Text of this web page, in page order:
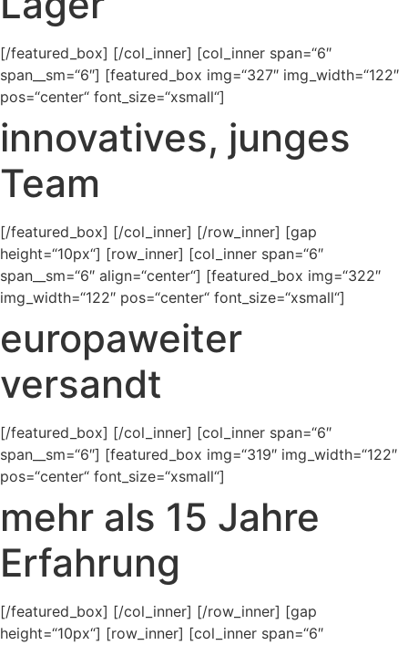
[/featured_box] [/col_inner] [col_inner span=“6″
span__sm=“6″] [featured_box img=“327″ img_width=“122″
pos=“center“ font_size=“xsmall“]
innovatives, junges
Team
[/featured_box] [/col_inner] [/row_inner] [gap
height=“10px“] [row_inner] [col_inner span=“6″
span__sm=“6″ align=“center“] [featured_box img=“322″
img_width=“122″ pos=“center“ font_size=“xsmall“]
europaweiter
versandt
[/featured_box] [/col_inner] [col_inner span=“6″
span__sm=“6″] [featured_box img=“319″ img_width=“122″
pos=“center“ font_size=“xsmall“]
mehr als 15 Jahre
Erfahrung
[/featured_box] [/col_inner] [/row_inner] [gap
height=“10px“] [row_inner] [col_inner span=“6″